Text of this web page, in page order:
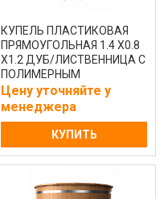
КУПЕЛЬ ПЛАСТИКОВАЯ
ПРЯМОУГОЛЬНАЯ 1.4 Х0.8
Х1.2 ДУБ/ЛИСТВЕННИЦА С
ПОЛИМЕРНЫМ
ПОКРЫТИЕМ
Цену уточняйте у
менеджера
КУПИТЬ